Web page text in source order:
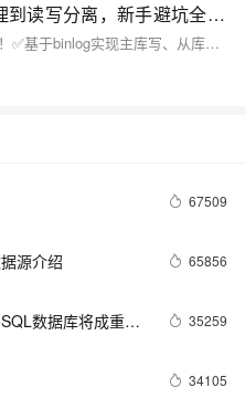
MySQL主从复制实战：从原理到读写分离，新手避坑全指南
数据库小学妹带你轻松入门主从复制！✅基于binlog实现主库写、从库读，支撑读写分离与高可用；🛡️保障数据安全（灾备）、提升并发能力；🔧详解三种复制模式、搭建步骤、延迟优化及避坑指南。运维进阶必备！
67509
源介绍 65856
数据库将成重要
35259
34105